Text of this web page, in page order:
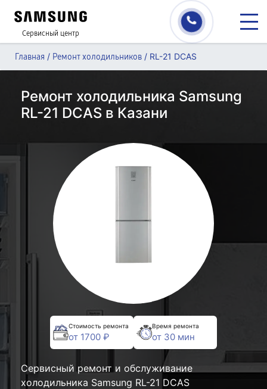
Сервисный центр
Главная / Ремонт холодильников / RL-21 DCAS
Ремонт холодильника Samsung
RL-21 DCAS в Казани
Стоимость ремонта
от 1700 ₽
Время ремонта
от 30 мин
Сервисный ремонт и обслуживание
холодильника Samsung RL-21 DCAS